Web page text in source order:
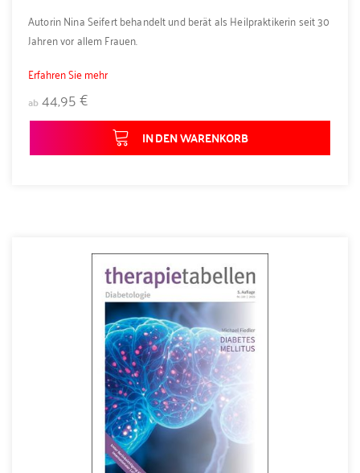
Autorin Nina Seifert behandelt und berät als Heilpraktikerin seit 30
Jahren vor allem Frauen.
Erfahren Sie mehr
ab44,95 €
IN DEN WARENKORB